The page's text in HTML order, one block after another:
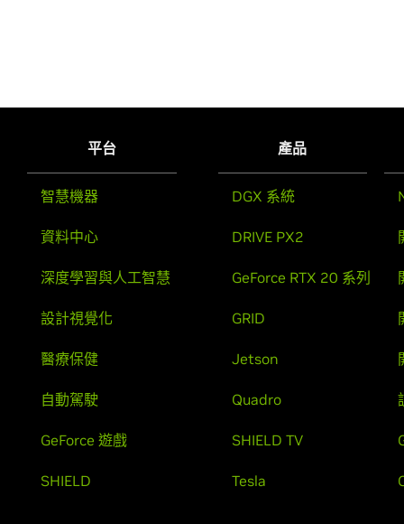
平台
智慧機器
資料中心
深度學習與人工智慧
設計視覺化
醫療保健
自動駕駛
GeForce 遊戲
SHIELD
產品
DGX 系統
DRIVE PX2
GeForce RTX 20 系列
GRID
Jetson
Quadro
SHIELD TV
Tesla